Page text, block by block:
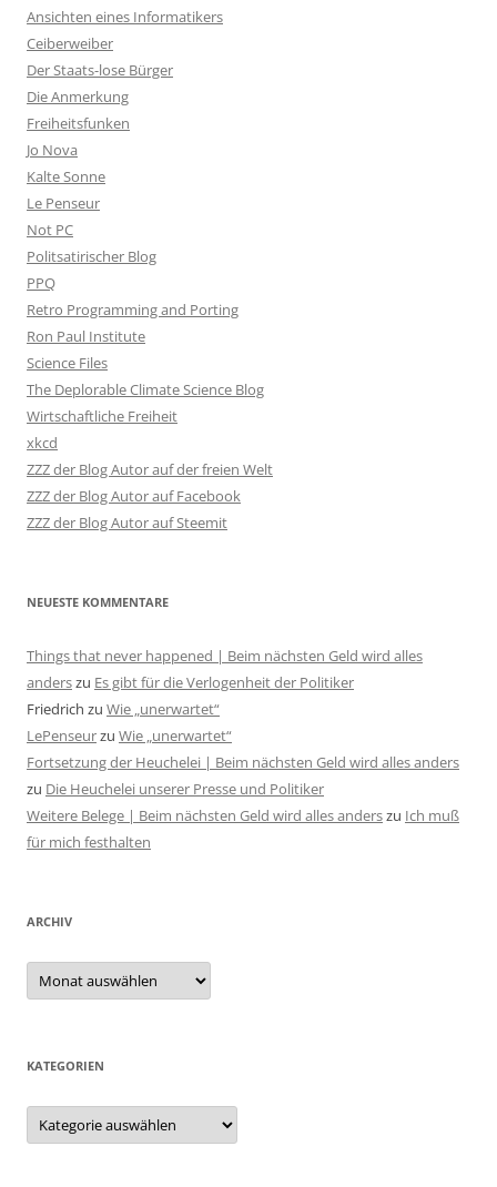
Ansichten eines Informatikers
Ceiberweiber
Der Staats-lose Bürger
Die Anmerkung
Freiheitsfunken
Jo Nova
Kalte Sonne
Le Penseur
Not PC
Politsatirischer Blog
PPQ
Retro Programming and Porting
Ron Paul Institute
Science Files
The Deplorable Climate Science Blog
Wirtschaftliche Freiheit
xkcd
ZZZ der Blog Autor auf der freien Welt
ZZZ der Blog Autor auf Facebook
ZZZ der Blog Autor auf Steemit
NEUESTE KOMMENTARE
Things that never happened | Beim nächsten Geld wird alles
anderszu Es gibt für die Verlogenheit der Politiker
Friedrich zu Wie „unerwartet“
LePenseurzu Wie „unerwartet“
Fortsetzung der Heuchelei | Beim nächsten Geld wird alles anders
zu Die Heuchelei unserer Presse und Politiker
Weitere Belege | Beim nächsten Geld wird alles anderszu Ich muß
für mich festhalten
ARCHIV
Archiv
KATEGORIEN
Kategorien